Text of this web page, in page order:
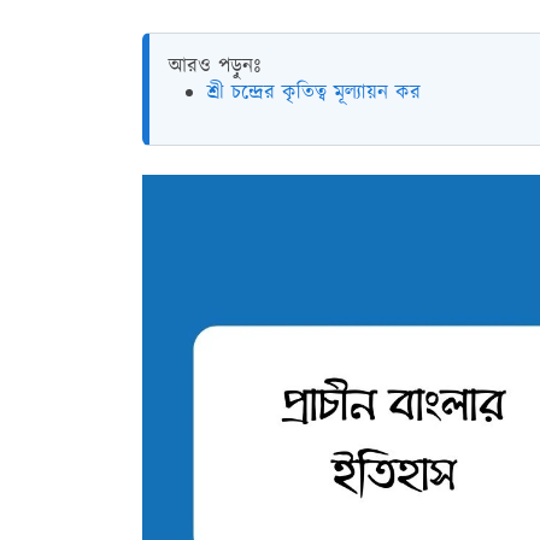
আরও পড়ুনঃ
শ্রী চন্দ্রের কৃতিত্ব মূল্যায়ন কর